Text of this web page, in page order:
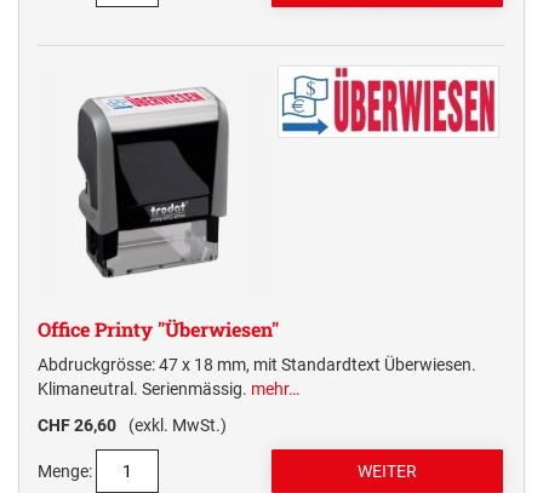
Office Printy "Überwiesen"
Abdruckgrösse: 47 x 18 mm, mit Standardtext Überwiesen.
Klimaneutral. Serienmässig. mehr…
CHF 26,60
(exkl. MwSt.)
Menge: